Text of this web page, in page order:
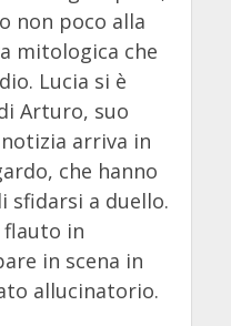
non poco alla
mitologica che
Lucia si è
Arturo, suo
arriva in
che hanno
sfidarsi a duello.
flauto in
in scena in
allucinatorio.